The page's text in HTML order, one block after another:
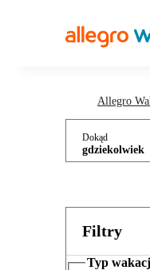
Allegro
Dokąd
gdziekolwiek
Filtry
Typ